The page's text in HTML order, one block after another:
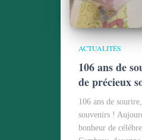
ACTUALITÉS
106 ans de
de précieux
106 ans de
souvenirs !
bonheur de